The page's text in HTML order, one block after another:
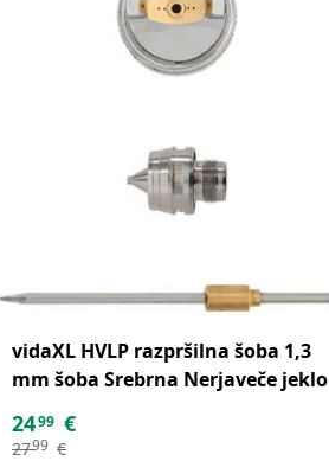
vidaXL HVLP razpršilna šoba 1,3
mm šoba Srebrna Nerjaveče jeklo
2499 €
2799 €